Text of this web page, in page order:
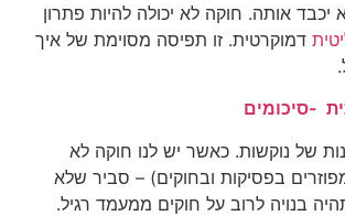
אותה. חוקה לא יכולה להיות פתרון
דמוקרטית. זו תפיסה מסוימת של איך
-סיכומים
של נוקשות. כאשר יש לנו חוקה לא
בפסיקות ובחוקים) – סביר שלא
בנויה לרוב על חוקים ממעמד רגיל.